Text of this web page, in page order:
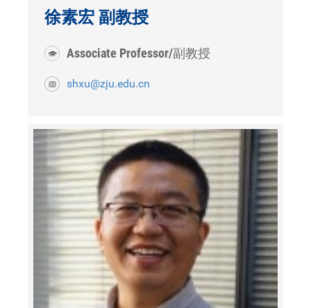
徐素宏 副教授
Associate Professor/副教授
shxu@zju.edu.cn